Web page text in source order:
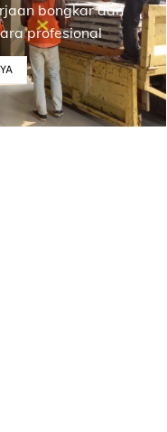
bongkar dan
profesional